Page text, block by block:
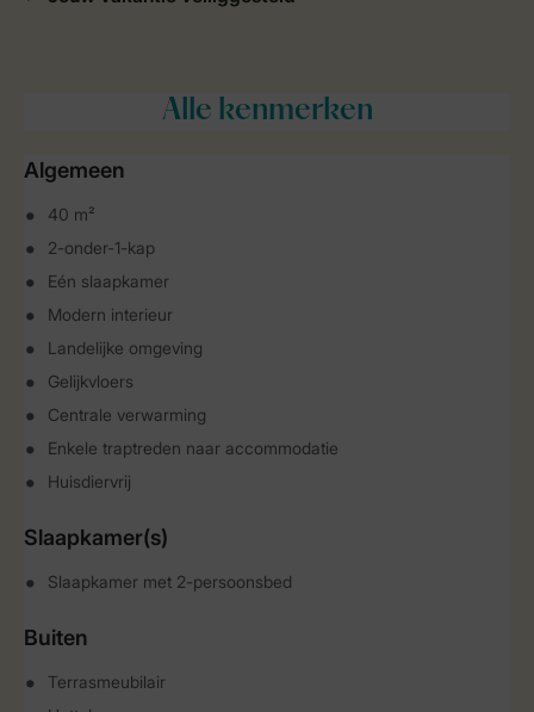
Alle kenmerken
Algemeen
40 m²
2-onder-1-kap
Eén slaapkamer
Modern interieur
Landelijke omgeving
Gelijkvloers
Centrale verwarming
Enkele traptreden naar accommodatie
Huisdiervrij
Slaapkamer(s)
Slaapkamer met 2-persoonsbed
Buiten
Terrasmeubilair